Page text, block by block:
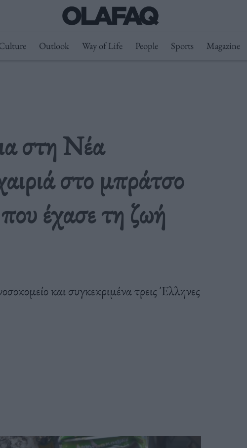
Outlook Way of Life People Sports Magazine
στη Νέα
στο μπράτσο
έχασε τη ζωή
και συγκεκριμένα τρεις Έλληνες